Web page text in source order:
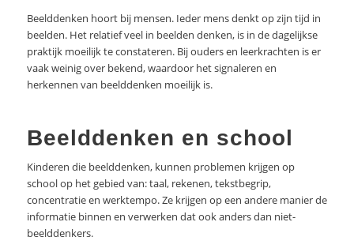
Beelddenken hoort bij mensen. Ieder mens denkt op zijn tijd in
beelden. Het relatief veel in beelden denken, is in de dagelijkse
praktijk moeilijk te constateren. Bij ouders en leerkrachten is er
vaak weinig over bekend, waardoor het signaleren en
herkennen van beelddenken moeilijk is.
Beelddenken en school
Kinderen die beelddenken, kunnen problemen krijgen op
school op het gebied van: taal, rekenen, tekstbegrip,
concentratie en werktempo. Ze krijgen op een andere manier de
informatie binnen en verwerken dat ook anders dan niet-
beelddenkers.